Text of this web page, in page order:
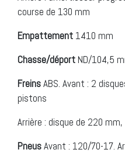
course de 130 mm
Empattement 1410 mm
Chasse/déport ND/104,5
FreinsABS. Avant : 2
pistons
Arrière : disque de 220
PneusAvant : 120/70-17.